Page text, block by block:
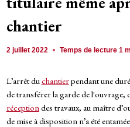
chantier
2 juillet 2022 Temps de lecture1
L’arrêt duchantierpendant une
de transférer la garde de l'ouvrage,
réceptiondes travaux, au maître
de mise à disposition n’a été